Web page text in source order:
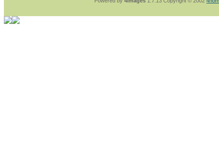
jan-lukas:geschrieben am: 28. 4. 2026 -